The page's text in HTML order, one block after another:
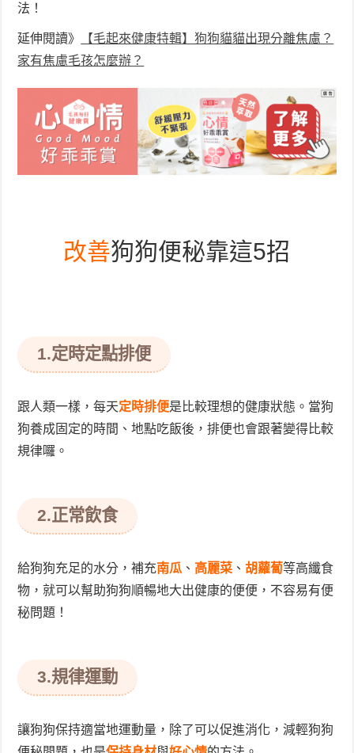
法！
延伸閱讀》
【毛起來健康特輯】狗狗貓貓出現分離焦慮？
家有焦慮毛孩怎麼辦？
改善狗狗便秘靠這5招
1.定時定點排便
跟人類一樣，每天定時排便是比較理想的健康狀態。當狗
狗養成固定的時間、地點吃飯後，排便也會跟著變得比較
規律囉。
2.正常飲食
給狗狗充足的水分，補充南瓜 、 高麗菜 、胡蘿蔔等高纖食
物，就可以幫助狗狗順暢地大出健康的便便，不容易有便
秘問題！
3.規律運動
讓狗狗保持適當地運動量，除了可以促進消化，減輕狗狗